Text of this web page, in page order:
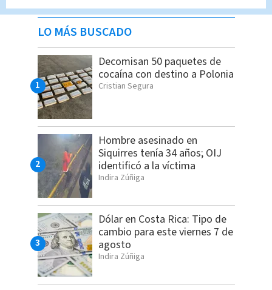
LO MÁS BUSCADO
Decomisan 50 paquetes de
cocaína con destino a Polonia
Cristian Segura
Hombre asesinado en
Siquirres tenía 34 años; OIJ
identificó a la víctima
Indira Zúñiga
Dólar en Costa Rica: Tipo de
cambio para este viernes 7 de
agosto
Indira Zúñiga